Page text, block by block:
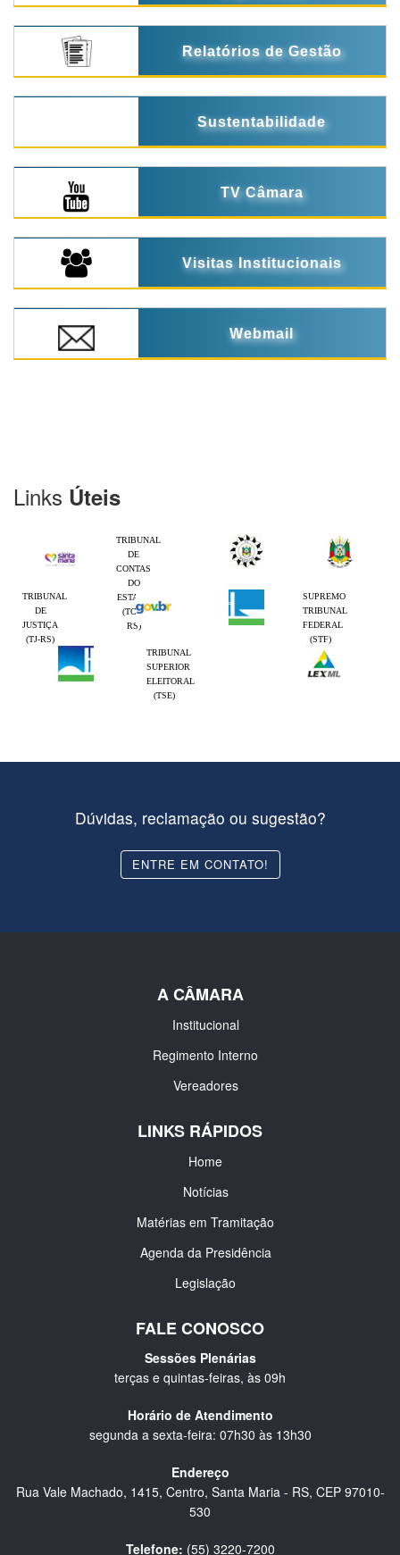
Relatórios de Gestão
Sustentabilidade
TV Câmara
Visitas Institucionais
Webmail
Links Úteis
TRIBUNAL
DE
CONTAS
DO
ESTADO
(TCE-
RS)
TRIBUNAL
DE
JUSTIÇA
(TJ-RS)
SUPREMO
TRIBUNAL
FEDERAL
(STF)
TRIBUNAL
SUPERIOR
ELEITORAL
(TSE)
Dúvidas, reclamação ou sugestão?
ENTRE EM CONTATO!
A CÂMARA
Institucional
Regimento Interno
Vereadores
LINKS RÁPIDOS
Home
Notícias
Matérias em Tramitação
Agenda da Presidência
Legislação
FALE CONOSCO
Sessões Plenárias
terças e quintas-feiras, às 09h
Horário de Atendimento
segunda a sexta-feira: 07h30 às 13h30
Endereço
Rua Vale Machado, 1415, Centro, Santa Maria - RS, CEP 97010-
530
Telefone: (55) 3220-7200